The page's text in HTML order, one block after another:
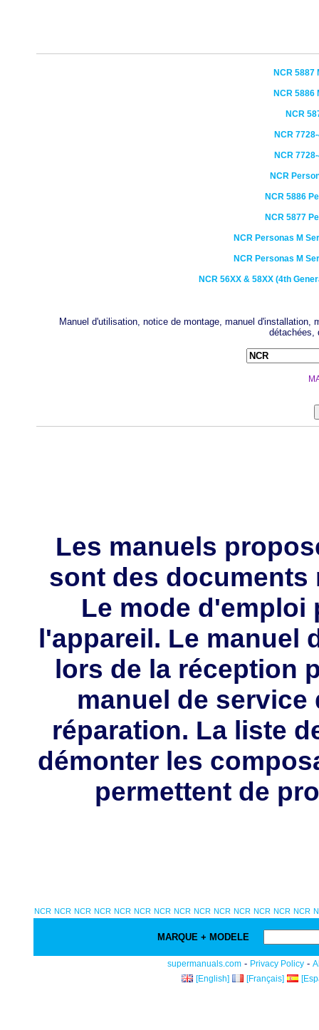
NCR 5887
NCR 5886
NCR
NCR
NCR
NCR
NCR 5886
NCR 5877
NCR Personas M
NCR Personas M
NCR 56XX & 58XX (4th
Manuel d'utilisation, notice de montage, manuel
détachées,
Les manuels
sont des documents
Le mode d'emploi
l'appareil. Le manuel
lors de la réception
manuel de
réparation. La liste
démonter les
permettent de
NCR NCR NCR NCR NCR NCR NCR NCR NCR NCR NCR NCR NCR NCR
MARQUE + MODELE
supermanuals.com - Privacy Policy -
[English]
[Français]